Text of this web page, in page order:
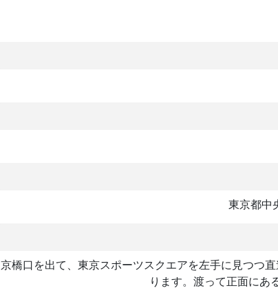
東京都中
京橋口を出て、東京スポーツスクエアを左手に見つつ
ります。渡って正面にあ